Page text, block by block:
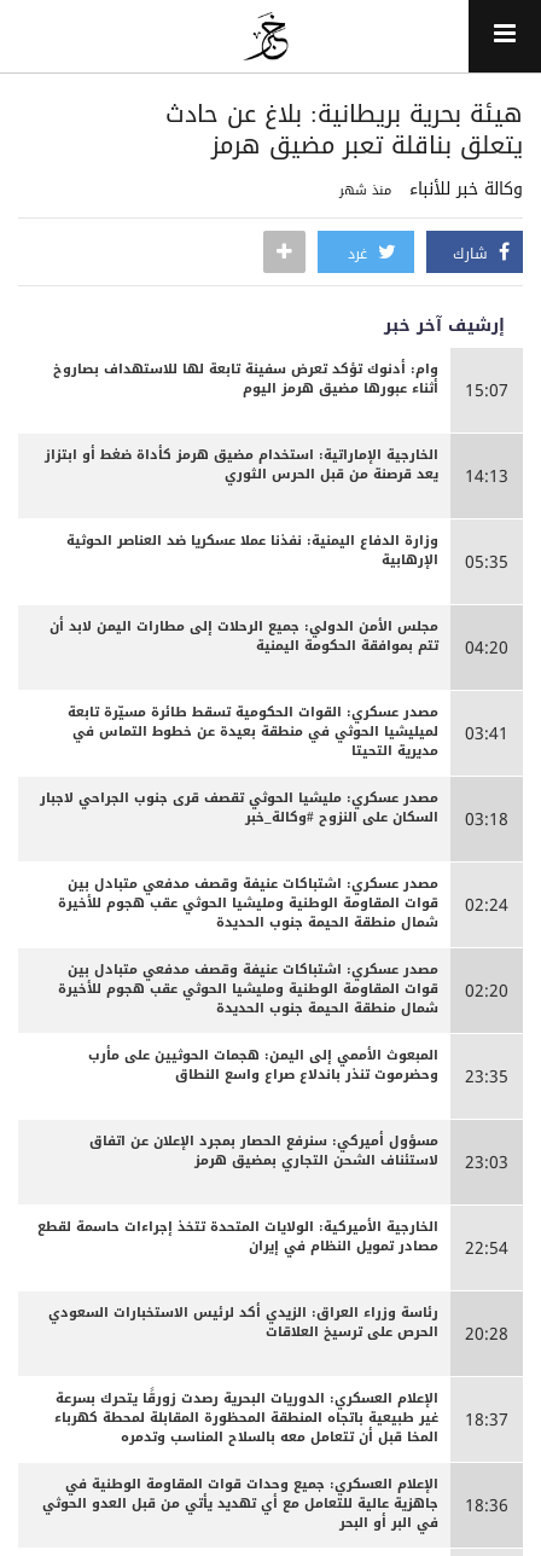
هيئة بحرية بريطانية: بلاغ عن حادث
يتعلق بناقلة تعبر مضيق هرمز
وكالة خبر للأنباء منذ شهر
شارك غرد
إرشيف آخر خبر
15:07
وام: أدنوك تؤكد تعرض سفينة تابعة لها للاستهداف بصاروخ
أثناء عبورها مضيق هرمز اليوم
14:13
الخارجية الإماراتية: استخدام مضيق هرمز كأداة ضغط أو ابتزاز
يعد قرصنة من قبل الحرس الثوري
05:35
وزارة الدفاع اليمنية: نفذنا عملا عسكريا ضد العناصر الحوثية
الإرهابية
04:20
مجلس الأمن الدولي: جميع الرحلات إلى مطارات اليمن لابد أن
تتم بموافقة الحكومة اليمنية
03:41
مصدر عسكري: القوات الحكومية تسقط طائرة مسيّرة تابعة
لميليشيا الحوثي في منطقة بعيدة عن خطوط التماس في
مديرية التحيتا
03:18
مصدر عسكري: مليشيا الحوثي تقصف قرى جنوب الجراحي لاجبار
السكان على النزوح #وكالة_خبر
02:24
مصدر عسكري: اشتباكات عنيفة وقصف مدفعي متبادل بين
قوات المقاومة الوطنية ومليشيا الحوثي عقب هجوم للأخيرة
شمال منطقة الحيمة جنوب الحديدة
02:20
مصدر عسكري: اشتباكات عنيفة وقصف مدفعي متبادل بين
قوات المقاومة الوطنية ومليشيا الحوثي عقب هجوم للأخيرة
شمال منطقة الحيمة جنوب الحديدة
23:35
المبعوث الأممي إلى اليمن: هجمات الحوثيين على مأرب
وحضرموت تنذر باندلاع صراع واسع النطاق
23:03
مسؤول أميركي: سنرفع الحصار بمجرد الإعلان عن اتفاق
لاستئناف الشحن التجاري بمضيق هرمز
22:54
الخارجية الأميركية: الولايات المتحدة تتخذ إجراءات حاسمة لقطع
مصادر تمويل النظام في إيران
20:28
رئاسة وزراء العراق: الزيدي أكد لرئيس الاستخبارات السعودي
الحرص على ترسيخ العلاقات
18:37
الإعلام العسكري: الدوريات البحرية رصدت زورقًا يتحرك بسرعة
غير طبيعية باتجاه المنطقة المحظورة المقابلة لمحطة كهرباء
المخا قبل أن تتعامل معه بالسلاح المناسب وتدمره
18:36
الإعلام العسكري: جميع وحدات قوات المقاومة الوطنية في
جاهزية عالية للتعامل مع أي تهديد يأتي من قبل العدو الحوثي
في البر أو البحر